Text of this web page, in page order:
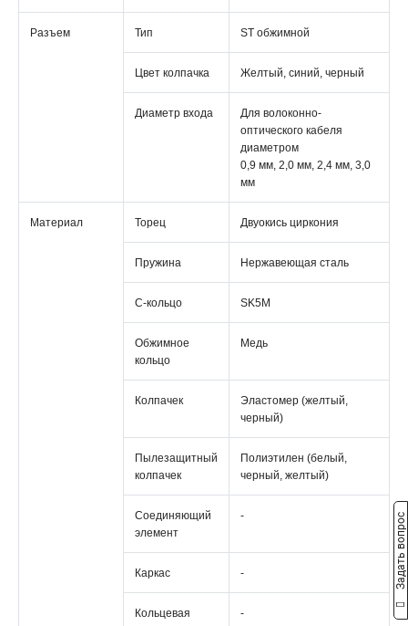
Разъем Тип ST обжимной
Цвет колпачка Желтый, синий, черный
Диаметр входа
Для волоконно-
оптического кабеля
диаметром
0,9 мм, 2,0 мм, 2,4 мм, 3,0
мм
Материал Торец Двуокись циркония
Пружина Нержавеющая сталь
С-кольцо SK5M
Обжимное
кольцо
Медь
Колпачек
Эластомер (желтый,
черный)
Пылезащитный
колпачек
Полиэтилен (белый,
черный, желтый)
Соединяющий
элемент
-
Каркас -
Кольцевая
-
Задать вопрос